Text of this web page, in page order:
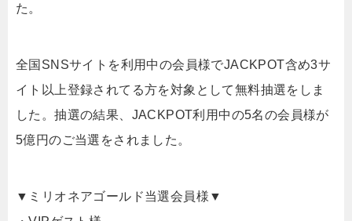
た。
全国SNSサイトを利用中の会員様でJACKPOT含め3サ
イト以上登録されてる方を対象として無料抽選をしま
した。抽選の結果、JACKPOT利用中の5名の会員様が
5億円のご当選をされました。
▼ミリオネアゴールド当選会員様▼